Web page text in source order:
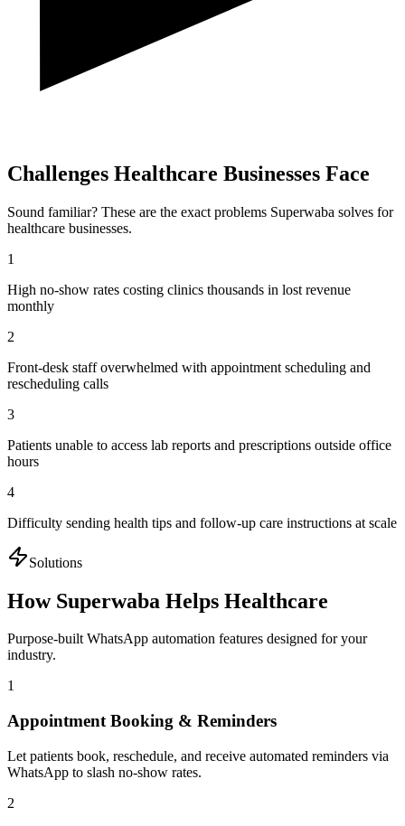
Challenges Healthcare Businesses Face
Sound familiar? These are the exact problems Superwaba solves for
healthcare businesses.
1
High no-show rates costing clinics thousands in lost revenue
monthly
2
Front-desk staff overwhelmed with appointment scheduling and
rescheduling calls
3
Patients unable to access lab reports and prescriptions outside office
hours
4
Difficulty sending health tips and follow-up care instructions at scale
Solutions
How Superwaba Helps Healthcare
Purpose-built WhatsApp automation features designed for your
industry.
1
Appointment Booking & Reminders
Let patients book, reschedule, and receive automated reminders via
WhatsApp to slash no-show rates.
2